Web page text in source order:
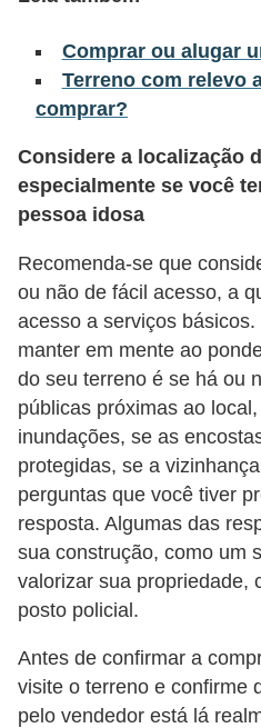
Comprar ou alugar
Terreno com relevo
comprar?
Considere a localização
especialmente se você
pessoa idosa
Recomenda-se que
ou não de fácil acesso, a
acesso a serviços
manter em mente ao
do seu terreno é se há ou
públicas próximas ao
inundações, se as
protegidas, se a
perguntas que você tiver
resposta. Algumas das
sua construção, como um
valorizar sua propriedade,
posto policial.
Antes de confirmar a
visite o terreno e confirme
pelo vendedor está lá
i
õ
e
f
i
n
n
c
e
i
r
a
s
C
â
m